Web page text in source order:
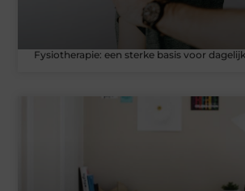
Fysiotherapie: een sterke basis voor